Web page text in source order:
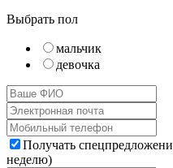
Выбрать пол
мальчик
девочка
Получать
неделю)